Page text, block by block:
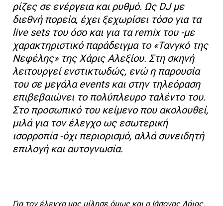
ρίζες σε ενέργεια και ρυθμό. Ως DJ με
διεθνή πορεία, έχει ξεχωρίσει τόσο για τα
live sets του όσο και για τα remix του -με
χαρακτηριστικό παράδειγμα το «Τανγκό της
Νεφέλης» της Χάρις Αλεξίου. Στη σκηνή
λειτουργεί ενστικτωδώς, ενώ η παρουσία
του σε μεγάλα events και στην τηλεόραση
επιβεβαιώνει το πολύπλευρο ταλέντο του.
Στο προσωπικό του κείμενο που ακολουθεί,
μιλά για τον έλεγχο ως εσωτερική
ισορροπία -όχι περιορισμό, αλλά συνειδητή
επιλογή και αυτογνωσία.
Για τον έλεγχο μας μίλησε όμως και ο Ιάσονας Λάιος.